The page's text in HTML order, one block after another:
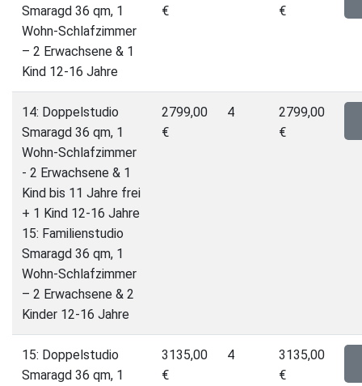
Smaragd 36 qm, 1
Wohn-Schlafzimmer
– 2 Erwachsene & 1
Kind 12-16 Jahre
€
€
14: Doppelstudio
Smaragd 36 qm, 1
Wohn-Schlafzimmer
- 2 Erwachsene & 1
Kind bis 11 Jahre frei
+ 1 Kind 12-16 Jahre
15: Familienstudio
Smaragd 36 qm, 1
Wohn-Schlafzimmer
– 2 Erwachsene & 2
Kinder 12-16 Jahre
2799,00
€
4
2799,00
€
15: Doppelstudio
Smaragd 36 qm, 1
3135,00
€
4
3135,00
€